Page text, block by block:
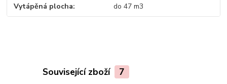
Vytápěná plocha do 47 m3
Související zboží 7